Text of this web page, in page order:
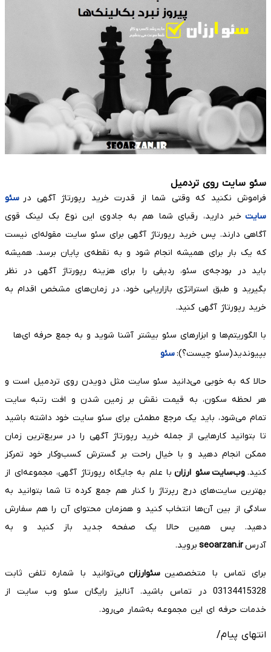
سئو سایت روی تردمیل
فراموش نکنید که وقتی شما از قدرت خرید رپورتاژ آگهی در سئو
سایت خبر دارید، رقبای شما هم به جادوی این نوع بک لینک قوی
آگاهی دارند. پس خرید رپورتاژ آگهی برای سئو سایت مقوله‌ای نیست
که یک بار برای همیشه انجام شود و به نقطه‌ی پایان برسد. همیشه
باید در بودجه‌ی سئو، ردیفی را برای هزینه رپورتاژ آگهی در نظر
بگیرید و طبق استراتژی بازاریابی خود، در زمان‌های مشخص اقدام به
خرید رپورتاژ آگهی کنید.
با الگوریتم‌ها و ابزارهای سئو بیشتر آشنا شوید و به جمع حرفه ای‌ها
بپیوندید(سئو چیست؟):سئو
حالا که به خوبی می‌دانید سئو سایت مثل دویدن روی تردمیل است و
هر لحظه سکون، به قیمت نقش بر زمین شدن و افت رتبه سایت
تمام می‌شود، باید یک مرجع مطمئن برای سئو سایت خود داشته باشید
تا بتوانید کارهایی از جمله خرید رپورتاژ آگهی را در سریع‌ترین زمان
ممکن انجام دهید و با خیال راحت بر گسترش کسب‌وکار خود تمرکز
کنید. وب‌سایتسئو ارزانبا علم به جایگاه رپورتاژ آگهی، مجموعه‌ای از
بهترین سایت‌های درج رپرتاژ را کنار هم جمع کرده تا شما بتوانید به
سادگی از بین آن‌ها انتخاب کنید و همزمان محتوای آن را هم سفارش
دهید. پس همین حالا یک صفحه جدید باز کنید و به
آدرسseoarzan.ir بروید.
برای تماس با متخصصین سئوارزانمی‌توانید با شماره تلفن ثابت
03134415328 در تماس باشید. آنالیز رایگان سئو وب سایت از
خدمات حرفه ای این مجموعه به‌شمار می‌رود.
انتهای پیام/